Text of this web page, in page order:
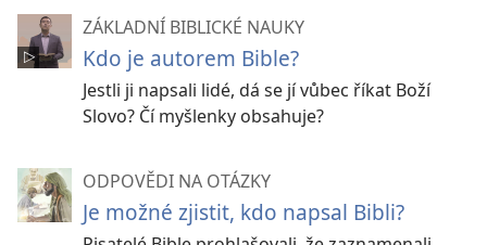
ZÁKLADNÍ BIBLICKÉ NAUKY
Kdo je autorem Bible?
Jestli ji napsali lidé, dá se jí vůbec říkat Boží
Slovo? Čí myšlenky obsahuje?
ODPOVĚDI NA OTÁZKY
Je možné zjistit, kdo napsal Bibli?